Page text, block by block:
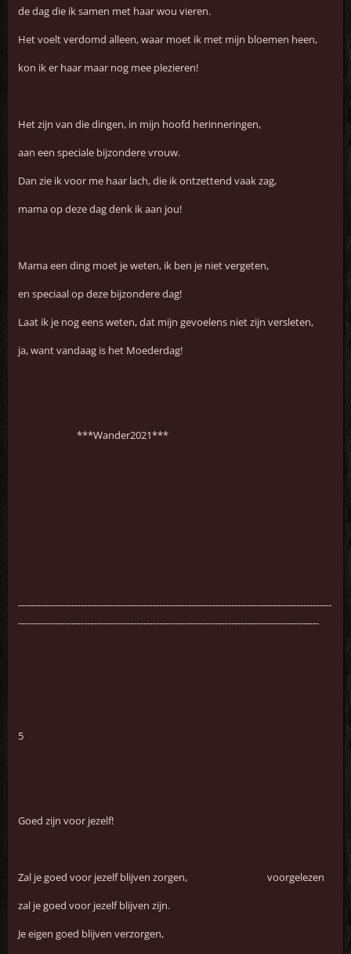
de dag die ik samen met haar wou vieren.
Het voelt verdomd alleen, waar moet ik met mijn bloemen heen,
kon ik er haar maar nog mee plezieren!
Het zijn van die dingen, in mijn hoofd herinneringen,
aan een speciale bijzondere vrouw.
Dan zie ik voor me haar lach, die ik ontzettend vaak zag,
mama op deze dag denk ik aan jou!
Mama een ding moet je weten, ik ben je niet vergeten,
en speciaal op deze bijzondere dag!
Laat ik je nog eens weten, dat mijn gevoelens niet zijn versleten,
ja, want vandaag is het Moederdag!
***Wander2021***
----------------------------------------------------------------------------------------------------
------------------------------------------------------------------------------------------------
5
Goed zijn voor jezelf!
Zal je goed voor jezelf blijven zorgen, voorgelezen
zal je goed voor jezelf blijven zijn.
Je eigen goed blijven verzorgen,